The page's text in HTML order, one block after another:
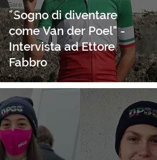
Gare in
Friuli
Interviste
Altro
"Sogno di diventare
come Van der Poel" -
Intervista ad Ettore
Fabbro